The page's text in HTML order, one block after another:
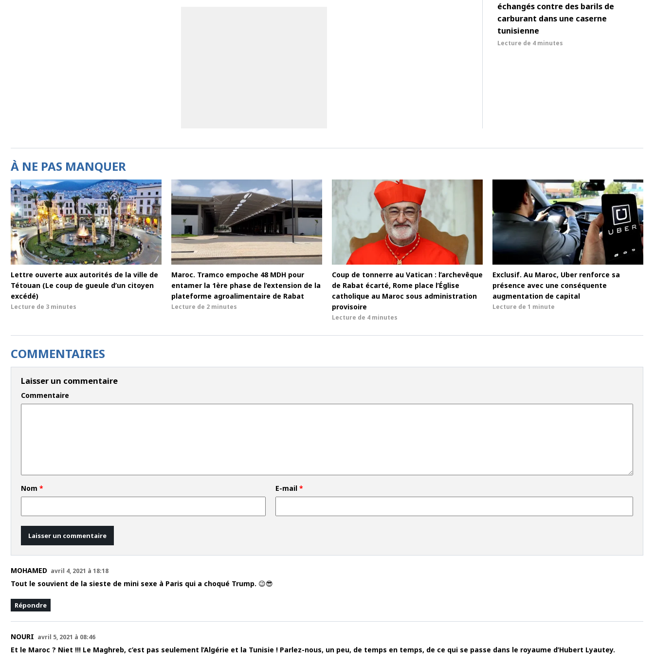
échangés contre des barils de
carburant dans une caserne
tunisienne
Lecture de 4 minutes
À NE PAS MANQUER
Lettre ouverte aux autorités de la ville de
Tétouan (Le coup de gueule d’un citoyen
excédé)
Lecture de 3 minutes
Maroc. Tramco empoche 48 MDH pour
entamer la 1ère phase de l’extension de la
plateforme agroalimentaire de Rabat
Lecture de 2 minutes
Coup de tonnerre au Vatican : l’archevêque
de Rabat écarté, Rome place l’Église
catholique au Maroc sous administration
provisoire
Lecture de 4 minutes
Exclusif. Au Maroc, Uber renforce sa
présence avec une conséquente
augmentation de capital
Lecture de 1 minute
COMMENTAIRES
Laisser un commentaire
Commentaire
Nom * E-mail*
MOHAMED avril 4, 2021 à 18:18
Tout le souvient de la sieste de mini sexe à Paris qui a choqué Trump. 😉😎
Répondre
NOURI avril 5, 2021 à 08:46
Et le Maroc ? Niet !!! Le Maghreb, c’est pas seulement l’Algérie et la Tunisie ! Parlez-nous, un peu, de temps en temps, de ce qui se passe dans le royaume d’Hubert Lyautey.